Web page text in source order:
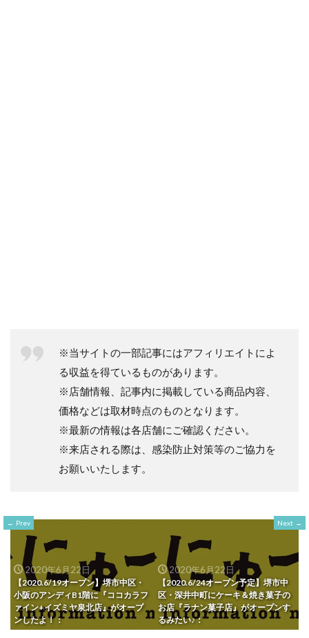
※当サイトの一部記事にはアフィリエイトによ
る収益を得ているものがあります。
※店舗情報、記事内に掲載している商品内容、
価格などは取材時点のものとなります。
※最新の情報は各店舗にご確認ください。
※来店される際は、感染防止対策等のご協力を
お願いいたします。
Prev
2020年6月22日
【2020.6/19オープン】堺市中区・
小阪のアンディB1階に『ココカラフ
ァイン+イズミヤ泉北店』がオープ
ンしたよ！：
Next
2020年6月22日
【2020.6/24オープン予定】堺市中
区・深井中町にケーキ＆焼き菓子の
お店『ラナン菓子店』がオープンす
るみたい♪：